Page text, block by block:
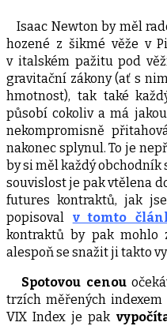
Isaac Newton by měl
hozené z šikmé věže v
v italském pažitu pod
gravitační zákony (ať s
hmotnost), tak také
působí cokoliv a má
nekompromisně
nakonec splynul. To je
by si měl každý obchodník
souvislost je pak vtělena
futures kontraktů, jak
popisoval v tomto
kontraktů by pak mohlo
alespoň se snažit ji takto
Spotovou cenou
trzích měřených indexem
VIX Index je pak